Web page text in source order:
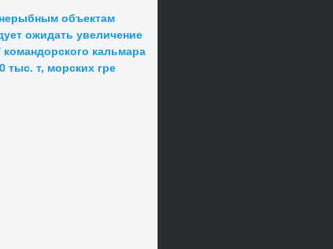
объектам
ожидать увеличение
кальмара
тыс. т, морских гре